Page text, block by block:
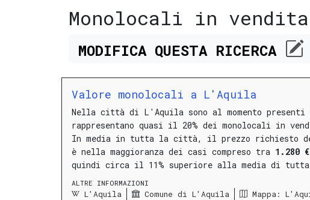
Monolocali in
MODIFICA QUESTARICERCA
Valore monolocali a L'Aquila
Nella città di L'Aquila sono al momento
rappresentano quasi il 20% dei monolocali in
In media in tutta la città, il prezzo richiesto
è nella maggioranza dei casi compreso tra 1.280
quindi circa il 11% superiore alla media di
ALTRE INFORMAZIONI
L'Aquila Comune di L'Aquila Mappa: